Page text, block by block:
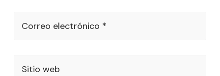
Correo electrónico *
Sitio web